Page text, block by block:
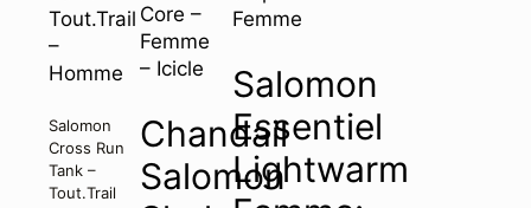
Tout.Trail
–
Homme
Salomon
Cross Run
Tank –
Tout.Trail
Core –
Femme
– Icicle
Chandail
Salomon
Femme
Salomon
Essentiel
Lightwarm